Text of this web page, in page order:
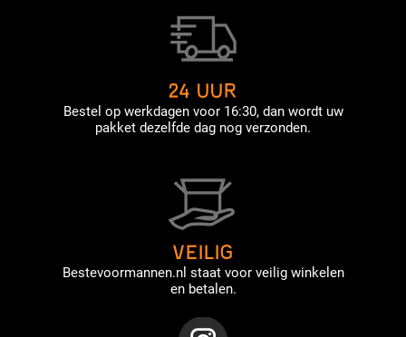
24 UUR
Bestel op werkdagen voor 16:30, dan wordt uw
pakket dezelfde dag nog verzonden.
VEILIG
Bestevoormannen.nl staat voor veilig winkelen
en betalen.